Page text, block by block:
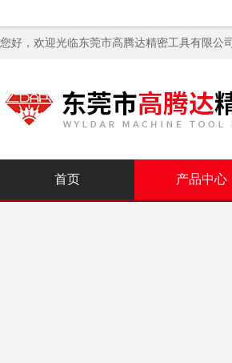
您好，欢迎光临东莞市高腾达精密工具有限公司
首页 产品中心